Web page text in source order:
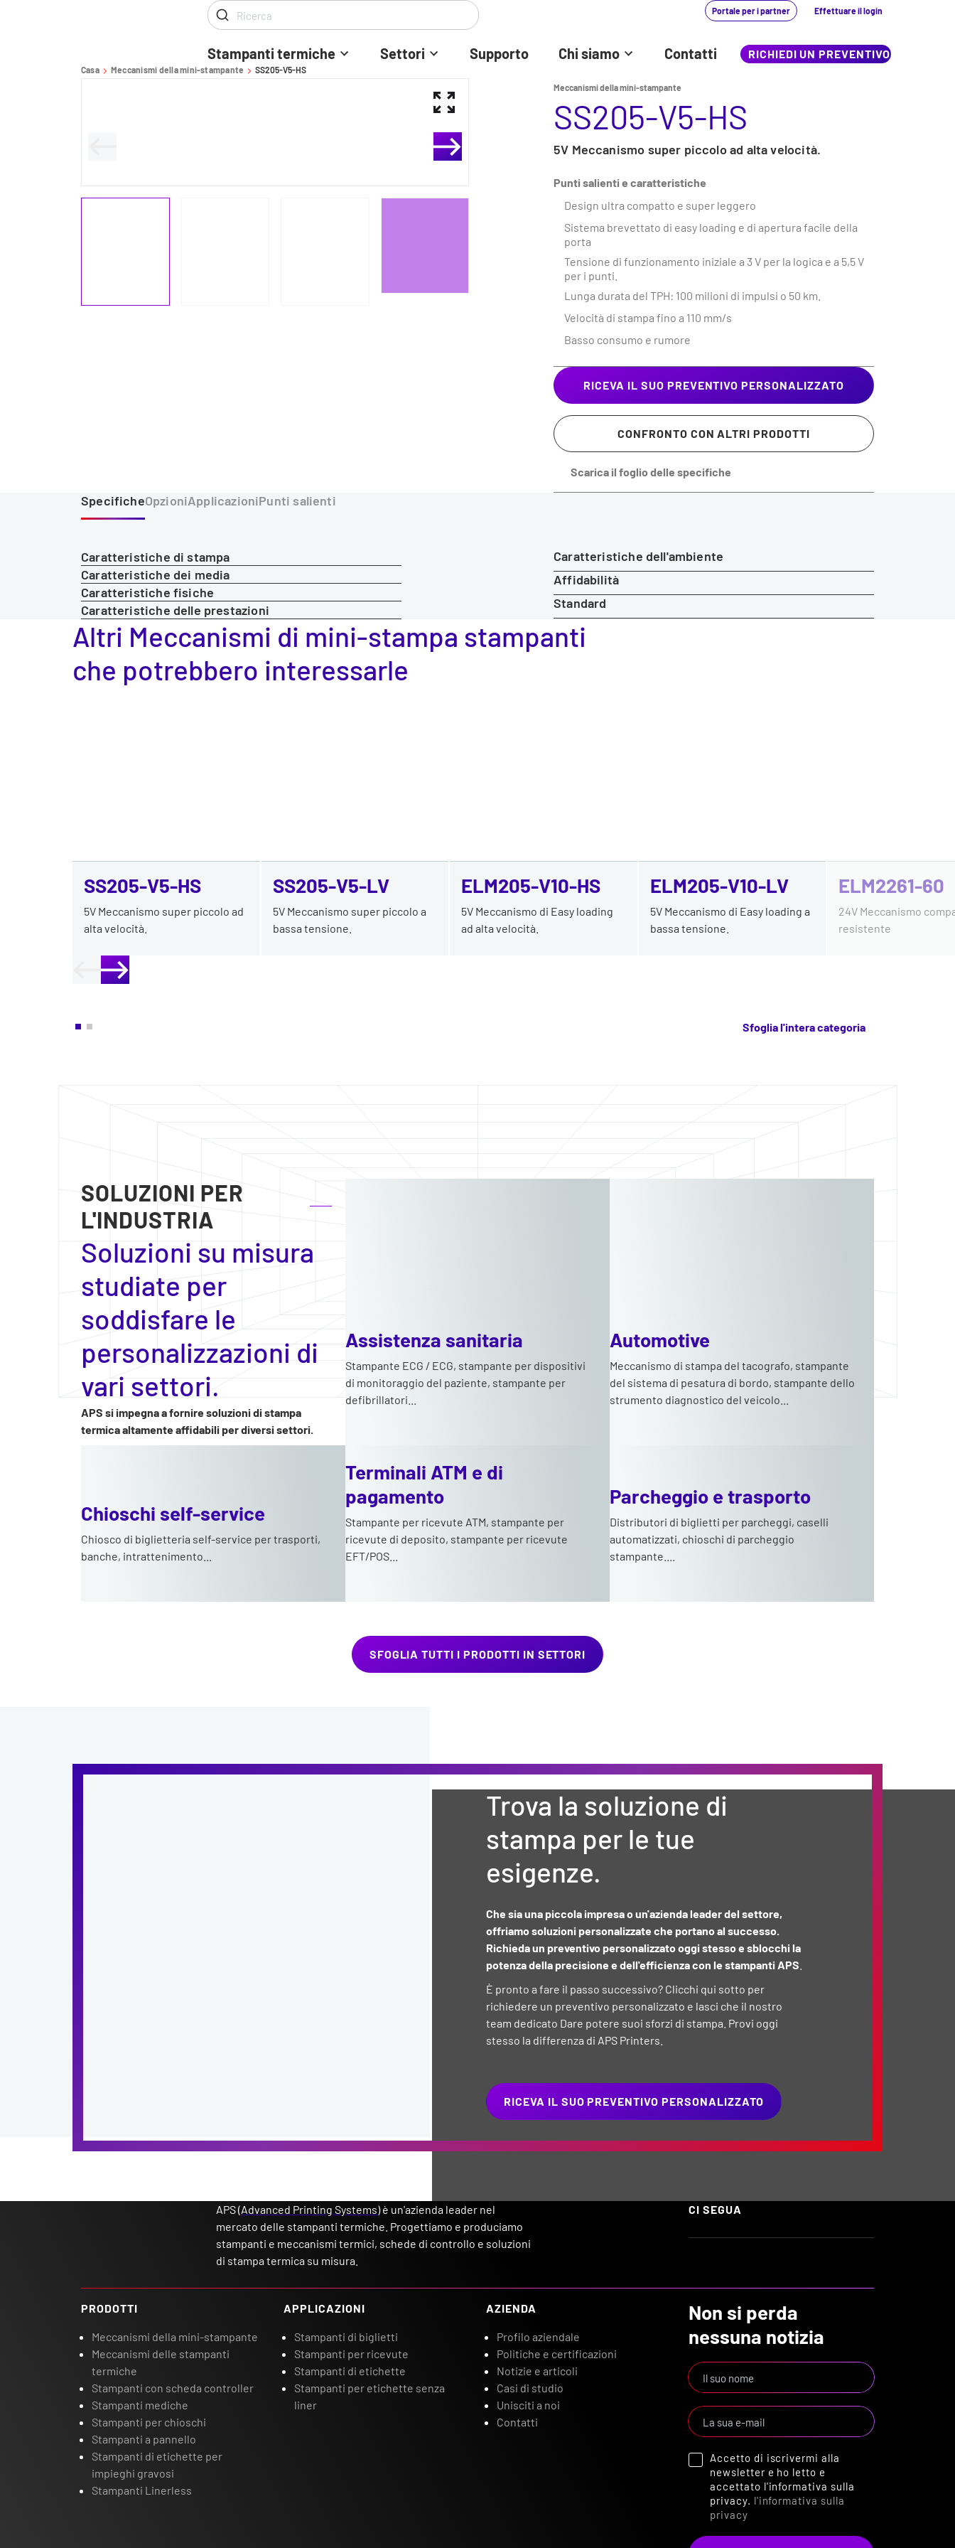
Portale per i partner Effettuare il login
Stampanti termiche Settori Supporto Chi siamo Contatti RICHIEDI UN PREVENTIVO
Casa- Meccanismi della mini-stampante -
SS205-V5-HS
Meccanismi della mini-stampante
SS205-V5-HS
5V Meccanismo super piccolo ad alta velocità.
Punti salienti e caratteristiche
Design ultra compatto e super leggero
Sistema brevettato di easy loading e di apertura facile della
porta
Tensione di funzionamento iniziale a 3 V per la logica e a 5,5 V
per i punti.
Lunga durata del TPH: 100 milioni di impulsi o 50 km.
Velocità di stampa fino a 110 mm/s
Basso consumo e rumore
RICEVA IL SUO PREVENTIVO PERSONALIZZATO
CONFRONTO CON ALTRI PRODOTTI
Scarica il foglio delle specifiche
SpecificheOpzioniApplicazioniPunti salienti
Caratteristiche di stampa
Caratteristiche dei media
Caratteristiche fisiche
Caratteristiche delle prestazioni
Caratteristiche dell'ambiente
Affidabilità
Standard
Altri Meccanismi di mini-stampa stampanti
che potrebbero interessarle
SS205-V5-HS
5V Meccanismo super piccolo ad
alta velocità.
SS205-V5-LV
5V Meccanismo super piccolo a
bassa tensione.
ELM205-V10-HS
5V Meccanismo di Easy loading
ad alta velocità.
ELM205-V10-LV
5V Meccanismo di Easy loading a
bassa tensione.
ELM2261-60
24V Meccanismo
resistente
Sfoglia l'intera categoria
SOLUZIONI PER
L'INDUSTRIA
Soluzioni su misura
studiate per
soddisfare le
personalizzazioni di
vari settori.
APS si impegna a fornire soluzioni di stampa
termica altamente affidabili per diversi settori.
Assistenza sanitaria
Stampante ECG / ECG, stampante per dispositivi
di monitoraggio del paziente, stampante per
defibrillatori...
Automotive
Meccanismo di stampa del tacografo, stampante
del sistema di pesatura di bordo, stampante dello
strumento diagnostico del veicolo...
Chioschi self-service
Chiosco di biglietteria self-service per trasporti,
banche, intrattenimento...
Terminali ATM e di
pagamento
Stampante per ricevute ATM, stampante per
ricevute di deposito, stampante per ricevute
EFT/POS...
Parcheggio e trasporto
Distributori di biglietti per parcheggi, caselli
automatizzati, chioschi di parcheggio
stampante....
SFOGLIA TUTTI I PRODOTTI IN SETTORI
Trova la soluzione di
stampa per le tue
esigenze.
Che sia una piccola impresa o un'azienda leader del settore,
offriamo soluzioni personalizzate che portano al successo.
Richieda un preventivo personalizzato oggi stesso e sblocchi la
potenza della precisione e dell'efficienza con le stampanti APS
È pronto a fare il passo successivo? Clicchi qui sotto per
richiedere un preventivo personalizzato e lasci che il nostro
team dedicato Dare potere suoi sforzi di stampa. Provi oggi
stesso la differenza di APS Printers.
RICEVA IL SUO PREVENTIVO PERSONALIZZATO
APS (Advanced Printing Systems) è un'azienda leader nel
mercato delle stampanti termiche. Progettiamo e produciamo
stampanti e meccanismi termici, schede di controllo e soluzioni
di stampa termica su misura.
CI SEGUA
PRODOTTI
Meccanismi della mini-stampante
Meccanismi delle stampanti
termiche
Stampanti con scheda controller
Stampanti mediche
Stampanti per chioschi
Stampanti a pannello
Stampanti di etichette per
impieghi gravosi
Stampanti Linerless
APPLICAZIONI
Stampanti di biglietti
Stampanti per ricevute
Stampanti di etichette
Stampanti per etichette senza
liner
AZIENDA
Profilo aziendale
Politiche e certificazioni
Notizie e articoli
Casi di studio
Unisciti a noi
Contatti
Non si perda
nessuna notizia
Accetto di iscrivermi alla
newsletter e ho letto e
accettato l'informativa sulla
privacy. l'informativa sulla
privacy